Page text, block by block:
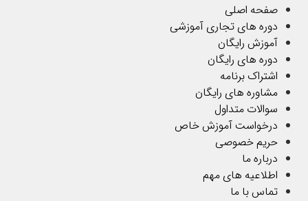
صفحه اصلی
دوره های تجاری آموزشی
آموزش رایگان
دوره های رایگان
اشتراک برنامه
مشاوره های رایگان
سوالات متداول
درخواست آموزش خاص
حریم خصوصی
درباره ما
اطلاعیه های مهم
تماس با ما